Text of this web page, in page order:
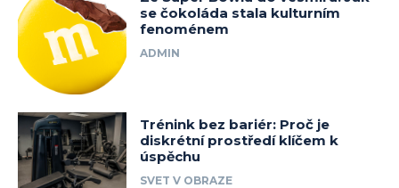
se čokoláda stala kulturním
fenoménem
ADMIN
Trénink bez bariér: Proč je
diskrétní prostředí klíčem k
úspěchu
SVET V OBRAZE